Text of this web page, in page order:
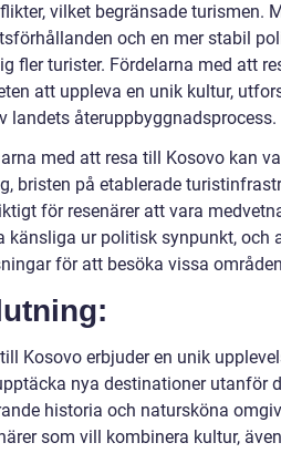
vilket begränsade turismen.
och en mer stabil
fler turister. Fördelarna med att
att uppleva en unik kultur,
landets återuppbyggnadsprocess.
med att resa till Kosovo kan
bristen på etablerade
för resenärer att vara
känsliga ur politisk synpunkt, och
för att besöka vissa
Kosovo erbjuder en unik
nya destinationer utanför
historia och natursköna
som vill kombinera kultur,